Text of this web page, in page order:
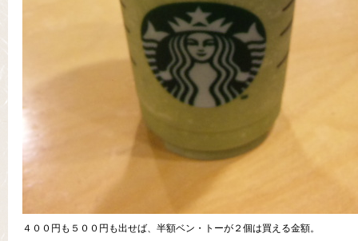
４００円も５００円も出せば、半額ベン・トーが２個は買える金額。